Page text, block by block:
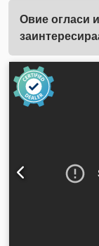
Овие огласи